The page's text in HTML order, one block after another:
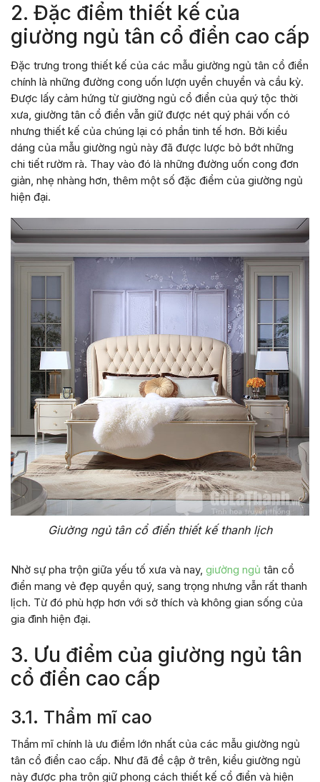
2. Đặc điểm thiết kế của
giường ngủ tân cổ điển cao cấp
Đặc trưng trong thiết kế của các mẫu giường ngủ tân cổ điển
chính là những đường cong uốn lượn uyển chuyển và cầu kỳ.
Được lấy cảm hứng từ giường ngủ cổ điển của quý tộc thời
xưa, giường tân cổ điển vẫn giữ được nét quý phái vốn có
nhưng thiết kế của chúng lại có phần tinh tế hơn. Bởi kiểu
dáng của mẫu giường ngủ này đã được lược bỏ bớt những
chi tiết rườm rà. Thay vào đó là những đường uốn cong đơn
giản, nhẹ nhàng hơn, thêm một số đặc điểm của giường ngủ
hiện đại.
Giường ngủ tân cổ điển thiết kế thanh lịch
Nhờ sự pha trộn giữa yếu tố xưa và nay, giường ngủ tân cổ
điển mang vẻ đẹp quyền quý, sang trọng nhưng vẫn rất thanh
lịch. Từ đó phù hợp hơn với sở thích và không gian sống của
gia đình hiện đại.
3. Ưu điểm của giường ngủ tân
cổ điển cao cấp
3.1. Thẩm mĩ cao
Thẩm mĩ chính là ưu điểm lớn nhất của các mẫu giường ngủ
tân cổ điển cao cấp. Như đã đề cập ở trên, kiểu giường ngủ
này được pha trộn giữ phong cách thiết kế cổ điển và hiện